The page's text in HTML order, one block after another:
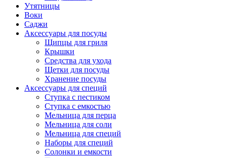
Утятницы
Bоки
Саджи
Аксессуары для посуды
Щипцы для гриля
Крышки
Средства для ухода
Щетки для посуды
Хранение посуды
Аксессуары для специй
Ступка с пестиком
Ступка с емкостью
Мельница для перца
Мельница для соли
Мельница для специй
Наборы для специй
Солонки и емкости